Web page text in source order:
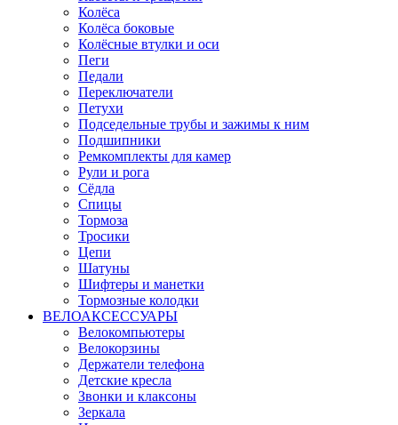
Колёса
Колёса боковые
Колёсные втулки и оси
Пеги
Педали
Переключатели
Петухи
Подседельные трубы и зажимы к ним
Подшипники
Ремкомплекты для камер
Рули и рога
Сёдла
Спицы
Тормоза
Тросики
Цепи
Шатуны
Шифтеры и манетки
Тормозные колодки
ВЕЛОАКСЕССУАРЫ
Велокомпьютеры
Велокорзины
Держатели телефона
Детские кресла
Звонки и клаксоны
Зеркала